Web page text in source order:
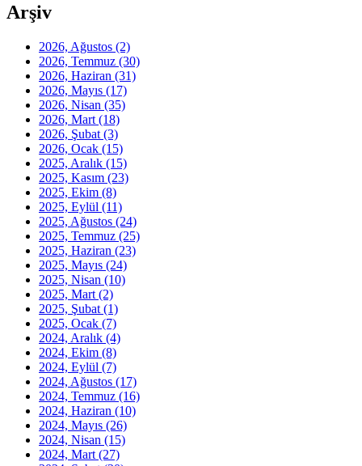
Arşiv
2026, Ağustos (2)
2026, Temmuz (30)
2026, Haziran (31)
2026, Mayıs (17)
2026, Nisan (35)
2026, Mart (18)
2026, Şubat (3)
2026, Ocak (15)
2025, Aralık (15)
2025, Kasım (23)
2025, Ekim (8)
2025, Eylül (11)
2025, Ağustos (24)
2025, Temmuz (25)
2025, Haziran (23)
2025, Mayıs (24)
2025, Nisan (10)
2025, Mart (2)
2025, Şubat (1)
2025, Ocak (7)
2024, Aralık (4)
2024, Ekim (8)
2024, Eylül (7)
2024, Ağustos (17)
2024, Temmuz (16)
2024, Haziran (10)
2024, Mayıs (26)
2024, Nisan (15)
2024, Mart (27)